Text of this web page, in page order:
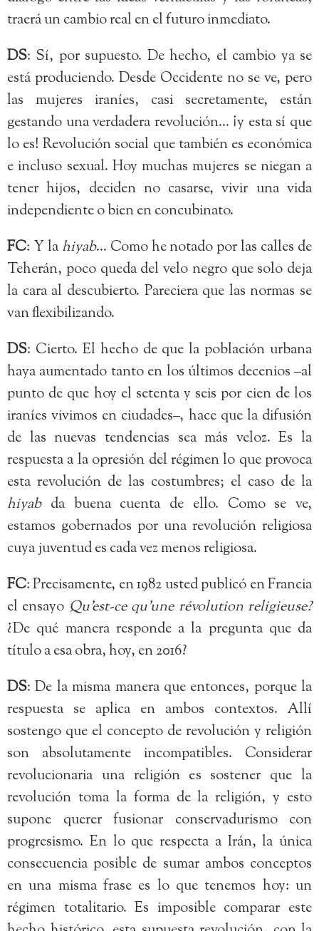
traerá un cambio real en el futuro inmediato.
DS: Sí, por supuesto. De hecho, el cambio ya se
está produciendo. Desde Occidente no se ve, pero
las mujeres iraníes, casi secretamente, están
gestando una verdadera revolución… ¡y esta sí que
lo es! Revolución social que también es económica
e incluso sexual. Hoy muchas mujeres se niegan a
tener hijos, deciden no casarse, vivir una vida
independiente o bien en concubinato.
FC: Y la hiyab… Como he notado por las calles de
Teherán, poco queda del velo negro que solo deja
la cara al descubierto. Pareciera que las normas se
van flexibilizando.
DS: Cierto. El hecho de que la población urbana
haya aumentado tanto en los últimos decenios –al
punto de que hoy el setenta y seis por cien de los
iraníes vivimos en ciudades–, hace que la difusión
de las nuevas tendencias sea más veloz. Es la
respuesta a la opresión del régimen lo que provoca
esta revolución de las costumbres; el caso de la
hiyab da buena cuenta de ello. Como se ve,
estamos gobernados por una revolución religiosa
cuya juventud es cada vez menos religiosa.
FC: Precisamente, en 1982 usted publicó en Francia
el ensayo Qu’est-ce qu’une révolution religieuse?
¿De qué manera responde a la pregunta que da
título a esa obra, hoy, en 2016?
DS: De la misma manera que entonces, porque la
respuesta se aplica en ambos contextos. Allí
sostengo que el concepto de revolución y religión
son absolutamente incompatibles. Considerar
revolucionaria una religión es sostener que la
revolución toma la forma de la religión, y esto
supone querer fusionar conservadurismo con
progresismo. En lo que respecta a Irán, la única
consecuencia posible de sumar ambos conceptos
en una misma frase es lo que tenemos hoy: un
régimen totalitario. Es imposible comparar este